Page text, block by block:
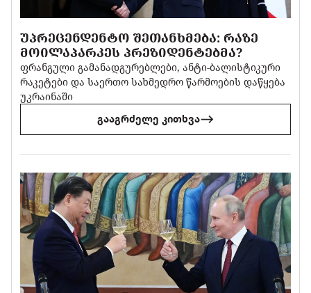
ᲣᲞᲠᲔᲪᲔᲜᲓᲔᲜᲢᲝ ᲨᲔᲗᲐᲜᲮᲛᲔᲑᲐ: ᲠᲐᲖᲔ
ᲛᲝᲘᲚᲐᲞᲐᲠᲙᲔᲡ ᲞᲠᲔᲖᲘᲓᲔᲜᲢᲔᲑᲛᲐ?
ფრანგული გამანადგურებლები, ანტი-ბალისტიკური
რაკეტები და საერთო სახმედრო წარმოების დაწყება
უკრაინაში
გააგრძელე კითხვა